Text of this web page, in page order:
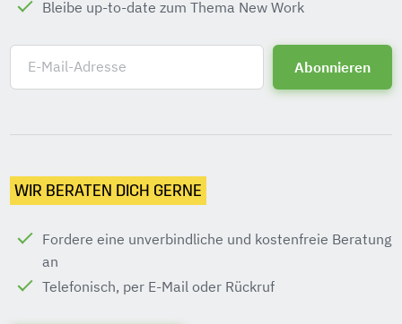
Bleibe up-to-date zum Thema New Work
E-Mail-Adresse
WIR BERATEN DICH GERNE
Fordere eine unverbindliche und kostenfreie Beratung
an
Telefonisch, per E-Mail oder Rückruf